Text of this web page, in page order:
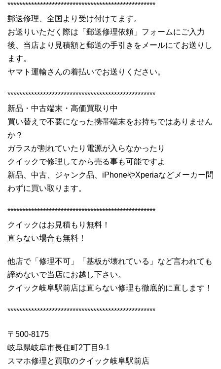
**************************************************
郵送修理、全国より受け付けてます。
お送りいただく際は「郵送修理依頼」フォームにご入力
後、当店より見積額と郵送の手引きをメールにてお送りし
ます。
ヤマト運輸さんの着払いでお送りください。
**************************************************
新品・中古端末・高価買取り中
買い替えで不要になった携帯端末をお持ちではありません
か？
ガラスが割れていたり電源が入らなかったり
クイックで修理してから売る事も可能ですよ
新品、中古、ジャンク品、iPhoneやXperiaなどメーカー問
わずに買い取ります。
**************************************************
クイックはお見積もり無料！
直らない場合も無料！
他店で「修理不可」「基板が壊れている」など言われても
諦めないで当店にお越し下さい。
クイック岐阜駅前店は直らない修理も徹底的に直します！
**************************************************
〒500-8175
岐阜県岐阜市長住町2丁目9-1
スマホ修理と買取のクイック岐阜駅前店